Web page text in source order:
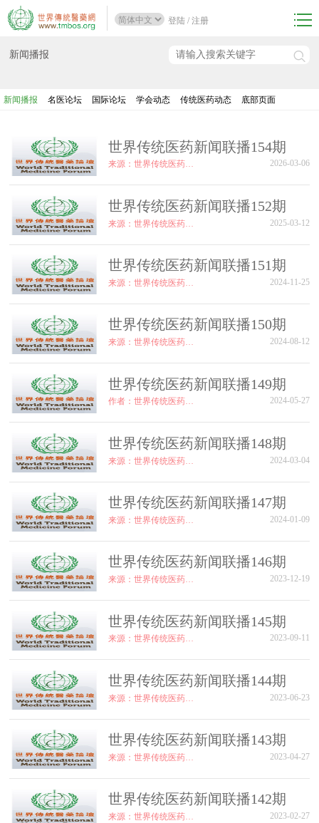
登陆 / 注册
新闻播报
新闻播报 名医论坛 国际论坛 学会动态 传统医药动态 底部页面
世界传统医药新闻联播154期
来源：世界传统医药论坛 2026-03-06
世界传统医药新闻联播152期
2025-03-12
世界传统医药新闻联播151期
来源：世界传统医药论坛 2024-11-25
世界传统医药新闻联播150期
来源：世界传统医药论坛 2024-08-12
世界传统医药新闻联播149期
作者：世界传统医药论坛 2024-05-27
世界传统医药新闻联播148期
2024-03-04
世界传统医药新闻联播147期
来源：世界传统医药论坛 2024-01-09
世界传统医药新闻联播146期
来源：世界传统医药论坛 2023-12-19
世界传统医药新闻联播145期
来源：世界传统医药论坛 2023-09-11
世界传统医药新闻联播144期
2023-06-23
世界传统医药新闻联播143期
来源：世界传统医药论坛 2023-04-27
世界传统医药新闻联播142期
来源：世界传统医药论坛 2023-02-27